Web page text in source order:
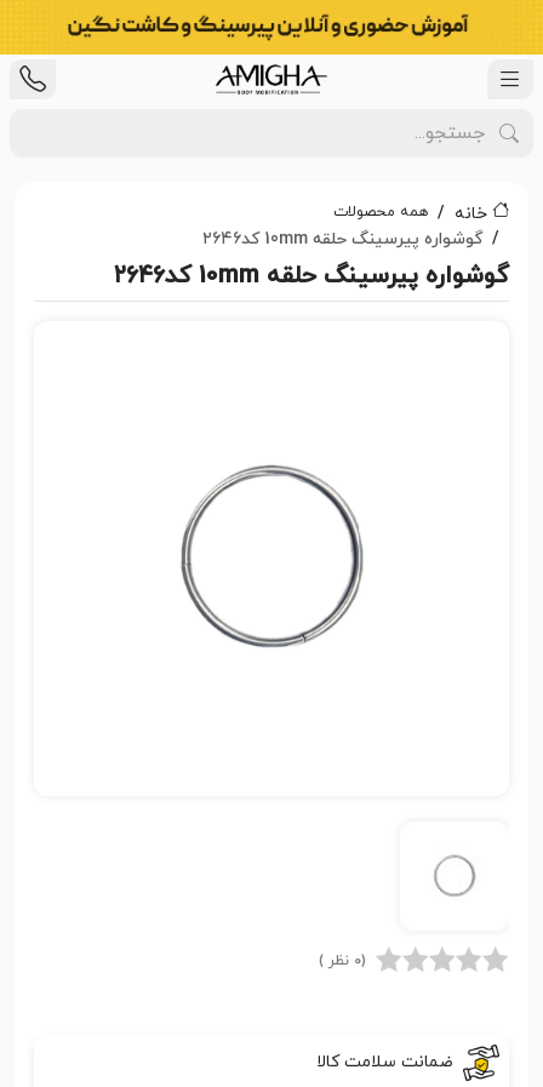
خانه همه محصولات
گوشواره پیرسینگ حلقه 10mm کد۲۶۴۶
گوشواره پیرسینگ حلقه 10mm کد۲۶۴۶
(0 نظر )
ضمانت سلامت کالا